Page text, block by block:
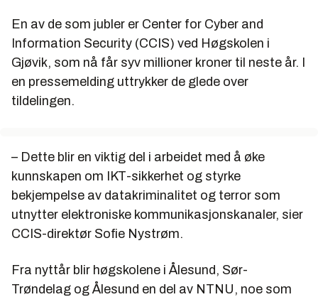
En av de som jubler er Center for Cyber and
Information Security (CCIS) ved Høgskolen i
Gjøvik, som nå får syv millioner kroner til neste år. I
en pressemelding uttrykker de glede over
tildelingen.
– Dette blir en viktig del i arbeidet med å øke
kunnskapen om IKT-sikkerhet og styrke
bekjempelse av datakriminalitet og terror som
utnytter elektroniske kommunikasjonskanaler, sier
CCIS-direktør Sofie Nystrøm.
Fra nyttår blir høgskolene i Ålesund, Sør-
Trøndelag og Ålesund en del av NTNU, noe som